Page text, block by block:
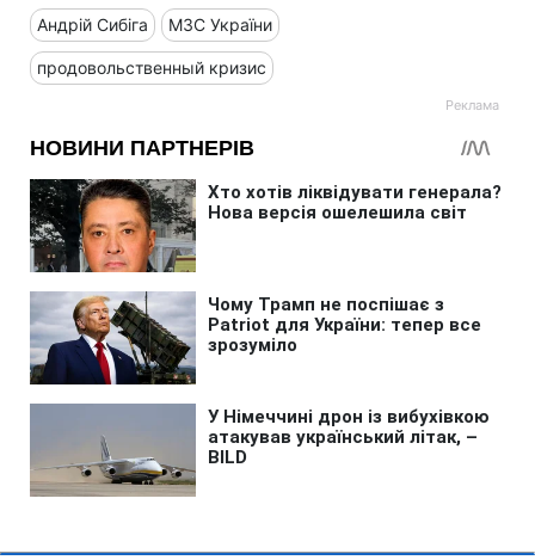
Андрій Сибіга МЗС України
продовольственный кризис